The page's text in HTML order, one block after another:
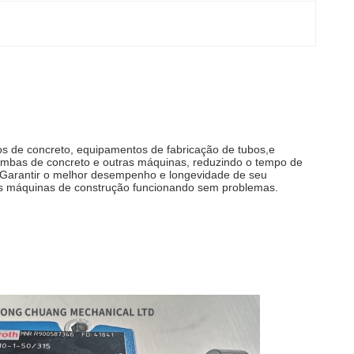
de concreto, equipamentos de fabricação de tubos,e
de concreto e outras máquinas, reduzindo o tempo de
o melhor desempenho e longevidade de seu
de construção funcionando sem problemas.